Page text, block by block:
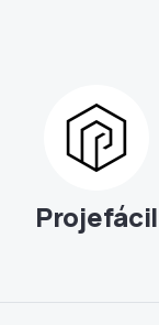
Projefácil